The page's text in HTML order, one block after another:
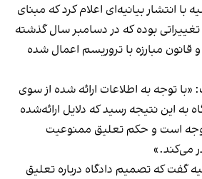
با انتشار بیانیه‌ای اعلام کرد که مبنای
بوده که در دسامبر سال گذشته
قانون مبارزه با تروریسم اعمال شده
«با توجه به اطلاعات ارائه‌ شده از سوی
به این نتیجه رسید که دلایل ارائه‌شده
است و حکم تعلیق ممنوعیت
می‌کند.»
گفت که تصمیم دادگاه درباره تعلیق